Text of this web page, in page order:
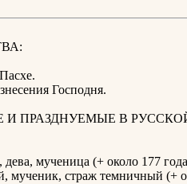
Господня.
ПРАЗДНУЕМЫЕ В
дева, мученица (+ около 177
мученик, страж темничный (+